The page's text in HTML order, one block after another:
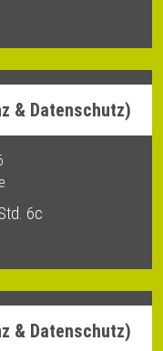
& Datenschutz)
6c
& Datenschutz)